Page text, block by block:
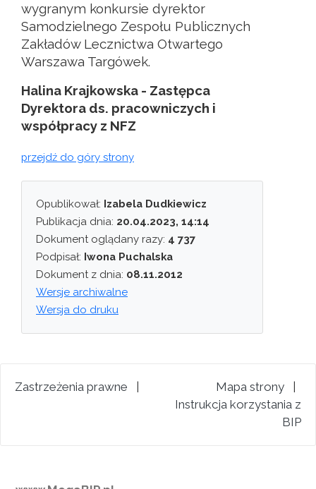
wygranym konkursie dyrektor
Samodzielnego Zespołu Publicznych
Zakładów Lecznictwa Otwartego
Warszawa Targówek.
Halina Krajkowska - Zastępca
Dyrektora ds. pracowniczych i
współpracy z NFZ
przejdź do góry strony
Opublikował: Izabela Dudkiewicz
Publikacja dnia: 20.04.2023, 14:14
Dokument oglądany razy: 4 737
Podpisał: Iwona Puchalska
Dokument z dnia: 08.11.2012
Wersje archiwalne
Wersja do druku
Zastrzeżenia prawne Mapa strony
Instrukcja korzystania z
BIP